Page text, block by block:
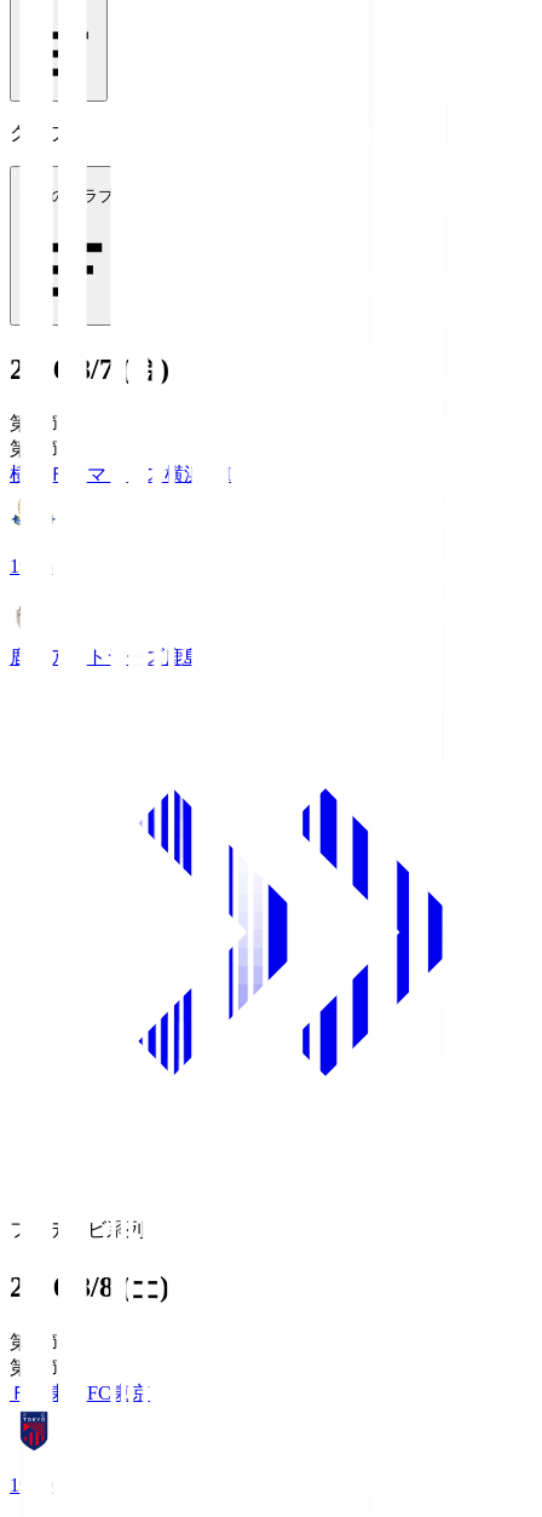
クラブ
全てのクラブ
2026/8/7 (金)
第1節
第1節
横浜Ｆ・マリノス横浜FM
19:25
鹿島アントラーズ鹿島
フジテレビ系列
2026/8/8 (土)
第1節
第1節
ＦＣ東京 FC東京
19:00